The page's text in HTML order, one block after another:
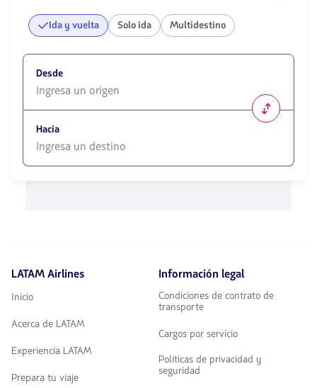
Ida y vuelta Solo ida Multidestino
Desde
opciones
disponibles.
Usa
las
Hacia
para
LATAM Airlines
Inicio
Acerca de LATAM
Experiencia LATAM
Prepara tu viaje
Información legal
Condiciones de contrato de
transporte
Cargos por servicio
Políticas de privacidad y
seguridad